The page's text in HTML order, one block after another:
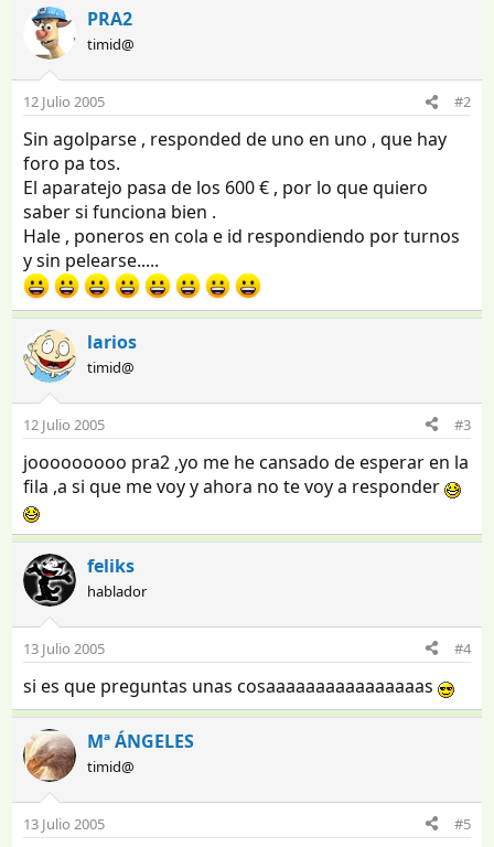
PRA2
timid@
12 Julio 2005 #2
Sin agolparse , responded de uno en uno , que hay
foro pa tos.
El aparatejo pasa de los 600 € , por lo que quiero
saber si funciona bien .
Hale , poneros en cola e id respondiendo por turnos
y sin pelearse.....
larios
timid@
12 Julio 2005 #3
jooooooooo pra2 ,yo me he cansado de esperar en la
fila ,a si que me voy y ahora no te voy a responder
feliks
hablador
13 Julio 2005 #4
si es que preguntas unas cosaaaaaaaaaaaaaaaas
Mª ÁNGELES
timid@
13 Julio 2005 #5